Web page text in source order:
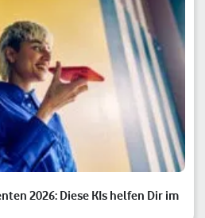
2026: Diese KIs helfen Dir im